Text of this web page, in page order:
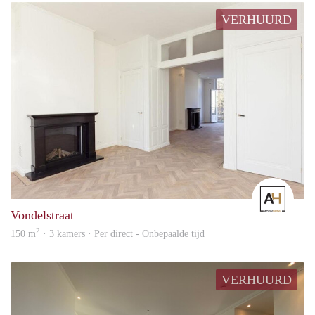
VERHUURD
Vondelstraat
150 m2 · 3 kamers · Per direct - Onbepaalde tijd
VERHUURD